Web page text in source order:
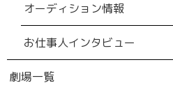
オーディション情報
お仕事人インタビュー
劇場一覧